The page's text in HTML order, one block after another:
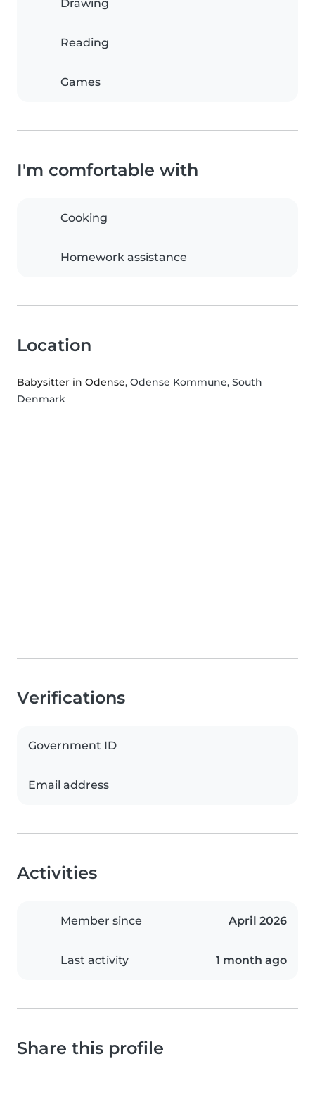
Drawing
Reading
Games
I'm comfortable with
Cooking
Homework assistance
Location
Babysitter in Odense, Odense Kommune, South
Denmark
Verifications
Government ID
Email address
Activities
Member since April 2026
Last activity 1 month ago
Share this profile